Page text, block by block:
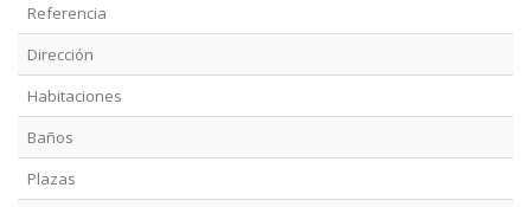
Referencia
Dirección
Habitaciones
Baños
Plazas